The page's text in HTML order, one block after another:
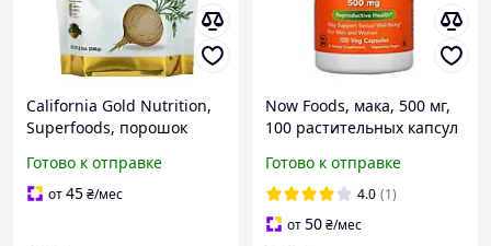
California Gold Nutrition,
Superfoods, порошок
маки, 240 г
Готово к отправке
от45₴/мес
Now Foods, мака, 500 мг,
100 растительных капсул
Готово к отправке
4.0 (1)
от50₴/мес